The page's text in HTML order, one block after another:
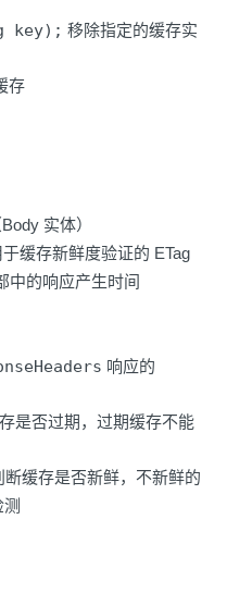
key); 移除指定的缓存实
存
实体）
缓存新鲜度验证的 ETag
中的响应产生时间
响应的
是否过期，过期缓存不能
断缓存是否新鲜，不新鲜的